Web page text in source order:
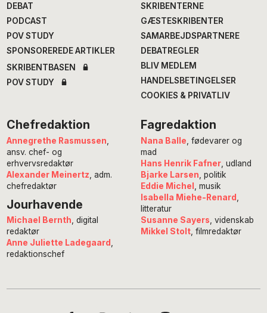
DEBAT
PODCAST
POV STUDY
SPONSOREREDE ARTIKLER
SKRIBENTBASEN
POV STUDY
SKRIBENTERNE
GÆSTESKRIBENTER
SAMARBEJDSPARTNERE
DEBATREGLER
BLIV MEDLEM
HANDELSBETINGELSER
COOKIES & PRIVATLIV
Chefredaktion
Annegrethe Rasmussen
ansv. chef- og
erhvervsredaktør
Alexander Meinertz , adm.
chefredaktør
Jourhavende
Michael Bernth, digital
redaktør
Anne Juliette Ladegaard ,
redaktionschef
Fagredaktion
Nana Balle , fødevarer og
mad
Hans Henrik Fafner, udland
Bjarke Larsen , politik
Eddie Michel
, musik
Isabella Miehe-Renard
litteratur
Susanne Sayers , videnskab
Mikkel Stolt, filmredaktør